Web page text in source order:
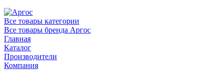
Все товары категории
Все товары бренда Аргос
Главная
Каталог
Производители
Компания